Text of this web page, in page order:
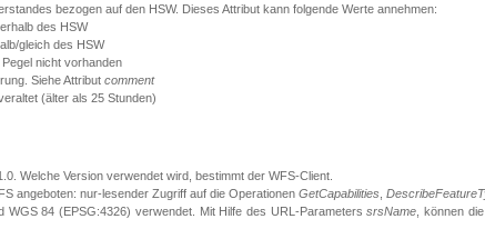
bezogen auf den HSW. Dieses Attribut kann folgende Werte annehmen:
des HSW
gleich des HSW
nicht vorhanden
Siehe Attribut comment
(älter als 25 Stunden)
Welche Version verwendet wird, bestimmt der WFS-Client.
angeboten: nur-lesender Zugriff auf die Operationen GetCapabilities
WGS 84 (EPSG:4326) verwendet. Mit Hilfe des URL-ParameterssrsName , können